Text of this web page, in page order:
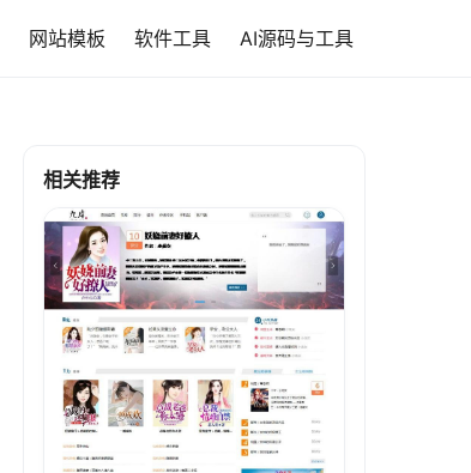
网站模板 软件工具 AI源码与工具
相关推荐